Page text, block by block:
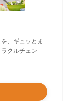
、ギュッとま
クルチェン